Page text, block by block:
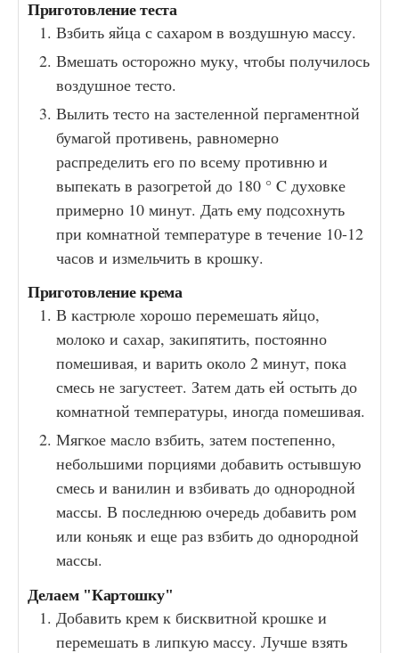
Приготовление теста
Взбить яйца с сахаром в воздушную массу.
Вмешать осторожно муку, чтобы получилось
воздушное тесто.
Вылить тесто на застеленной пергаментной
бумагой противень, равномерно
распределить его по всему противню и
выпекать в разогретой до 180 ° C духовке
примерно 10 минут. Дать ему подсохнуть
при комнатной температуре в течение 10-12
часов и измельчить в крошку.
Приготовление крема
В кастрюле хорошо перемешать яйцо,
молоко и сахар, закипятить, постоянно
помешивая, и варить около 2 минут, пока
смесь не загустеет. Затем дать ей остыть до
комнатной температуры, иногда помешивая.
Мягкое масло взбить, затем постепенно,
небольшими порциями добавить остывшую
смесь и ванилин и взбивать до однородной
массы. В последнюю очередь добавить ром
или коньяк и еще раз взбить до однородной
массы.
Делаем "Картошку"
Добавить крем к бисквитной крошке и
перемешать в липкую массу. Лучше взять